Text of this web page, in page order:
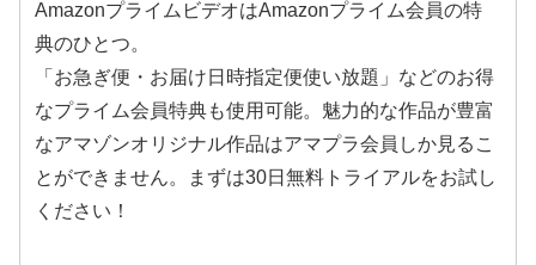
AmazonプライムビデオはAmazonプライム会員の特
典のひとつ。
「お急ぎ便・お届け日時指定便使い放題」などのお得
なプライム会員特典も使用可能。魅力的な作品が豊富
なアマゾンオリジナル作品はアマプラ会員しか見るこ
とができません。まずは30日無料トライアルをお試し
ください！